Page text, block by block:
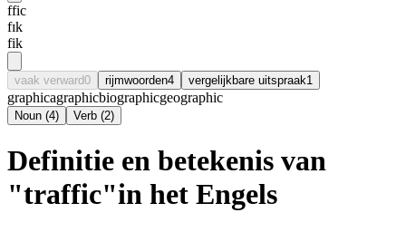
ffic
fɪk
fik
vaak verward0 rijmwoorden4 vergelijkbare uitspraak1
graphicagraphicbiographicgeographic
Noun (4) Verb (2)
Definitie en betekenis van
"traffic"in het Engels